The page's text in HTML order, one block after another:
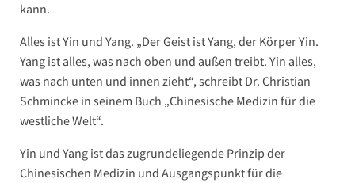
kann.
Alles ist Yin und Yang. „Der Geist ist Yang, der Körper Yin.
Yang ist alles, was nach oben und außen treibt. Yin alles,
was nach unten und innen zieht“, schreibt Dr. Christian
Schmincke in seinem Buch „Chinesische Medizin für die
westliche Welt“.
Yin und Yang ist das zugrundeliegende Prinzip der
Chinesischen Medizin und Ausgangspunkt für die